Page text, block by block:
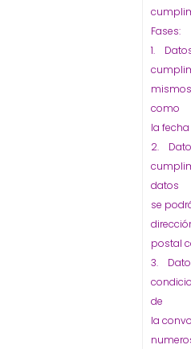
Fases:
1.
como
la
2.
datos
se
postal
3.
de
la